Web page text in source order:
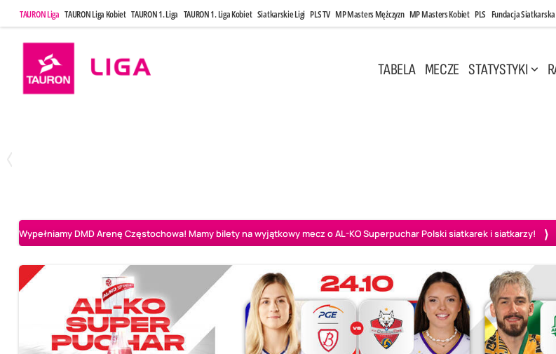
TAURON Liga TAURON Liga Kobiet TAURON 1. Liga TAURON 1. Liga Kobiet Siatkarskie Ligi PLS TV MP Masters Mężczyzn MP Masters Kobiet PLS Fundacja
TABELA MECZE STATYSTYKI
Wypełniamy DMD Arenę Częstochowa! Mamy bilety na wyjątkowy mecz o AL-KO Superpuchar Polski siatkarek i siatkarzy!